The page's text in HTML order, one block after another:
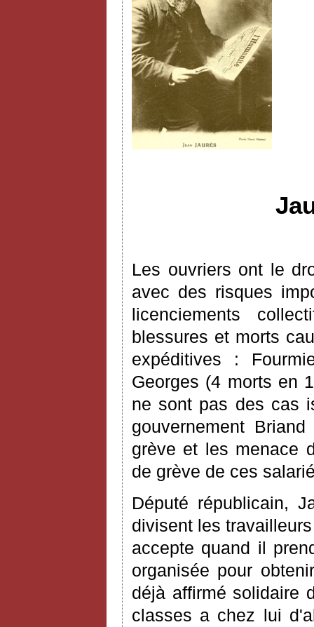
Les ouvriers ont le
avec des risques
licenciements
blessures et morts
expéditives :
Georges (4 morts en
ne sont pas des cas
gouvernement
grève et les menace
de grève de ces
Député républicain,
divisent les
accepte quand il
organisée pour
déjà affirmé solidaire
classes a chez lui